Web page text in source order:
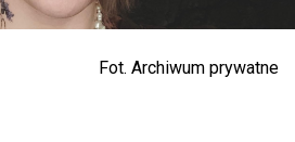
Fot. Archiwum prywatne